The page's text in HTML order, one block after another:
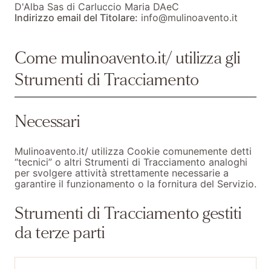
D'Alba Sas di Carluccio Maria DAeC
Indirizzo email del Titolare: info@mulinoavento.it
Come mulinoavento.it/ utilizza gli
Strumenti di Tracciamento
Necessari
Mulinoavento.it/ utilizza Cookie comunemente detti
“tecnici” o altri Strumenti di Tracciamento analoghi
per svolgere attività strettamente necessarie a
garantire il funzionamento o la fornitura del Servizio.
Strumenti di Tracciamento gestiti
da terze parti